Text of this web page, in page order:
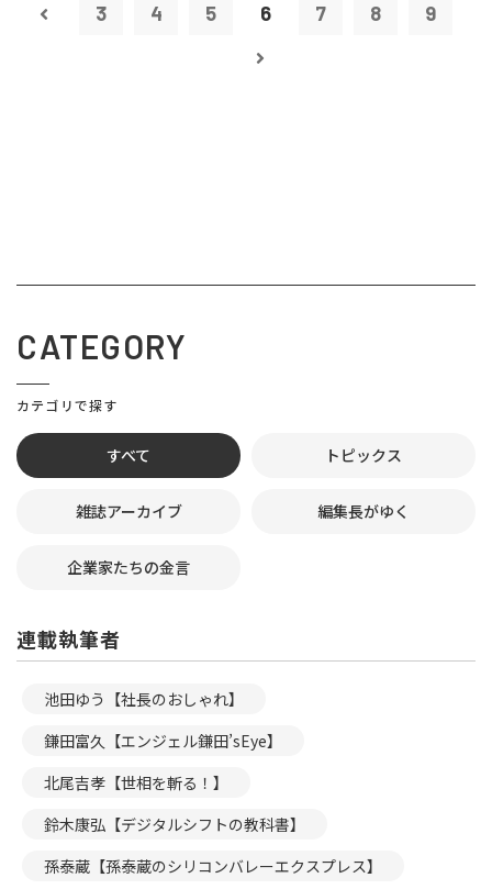
3 4 5 6 7 8 9
CATEGORY
カテゴリで探す
すべて トピックス
雑誌アーカイブ 編集長がゆく
企業家たちの金言
連載執筆者
池田ゆう【社長のおしゃれ】
鎌田富久【エンジェル鎌田’sEye】
北尾吉孝【世相を斬る！】
鈴木康弘【デジタルシフトの教科書】
孫泰蔵【孫泰蔵のシリコンバレーエクスプレス】